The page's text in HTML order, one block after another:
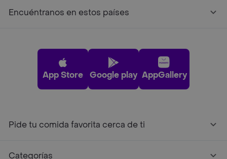
Encuéntranos en estos países
App Store Google play AppGallery
Pide tu comida favorita cerca de ti
Categorías